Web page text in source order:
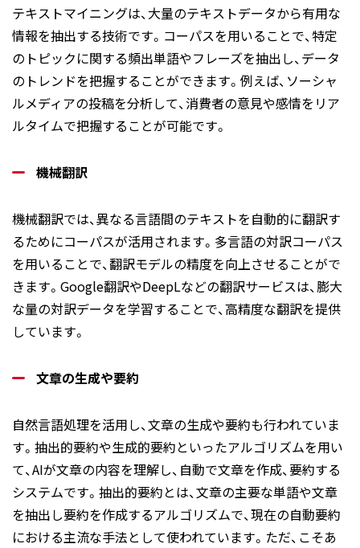
テキストマイニングは、大量のテキストデータから有用な
情報を抽出する技術です。コーパスを用いることで、特定
のトピックに関する頻出単語やフレーズを抽出し、データ
のトレンドを把握することができます。例えば、ソーシャ
ルメディアの投稿を分析して、消費者の意見や感情をリア
ルタイムで把握することが可能です。
機械翻訳
機械翻訳では、異なる言語間のテキストを自動的に翻訳す
るためにコーパスが活用されます。多言語の対訳コーパス
を用いることで、翻訳モデルの精度を向上させることがで
きます。Google翻訳やDeepLなどの翻訳サービスは、膨大
な量の対訳データを学習することで、高精度な翻訳を提供
しています。
文章の生成や要約
自然言語処理を活用し、文章の生成や要約も行われていま
す。抽出的要約や生成的要約といったアルゴリズムを用い
て、AIが文章の内容を理解し、自動で文章を作成、要約する
システムです。抽出的要約とは、文章の主要な単語や文章
を抽出し要約を作成するアルゴリズムで、現在の自動要約
における主流な手法として使われています。ただ、こそあ